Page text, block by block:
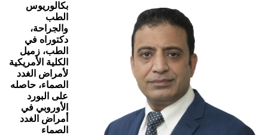
بكالوريوس
الطب
والجراحة،
دكتوراه في
الطب، زميل
الكلية الأمريكية
لأمراض الغدد
الصماء، حاصله
على البورد
الأوروبي في
أمراض الغدد
الصماء